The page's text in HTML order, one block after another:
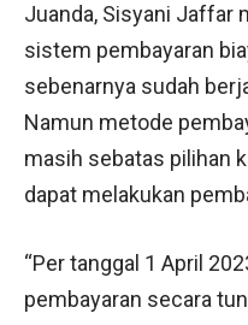
Juanda, Sisyani Jaffar
sistem pembayaran
sebenarnya sudah
Namun metode
masih sebatas pilihan
dapat melakukan
“Per tanggal 1 April
pembayaran secara